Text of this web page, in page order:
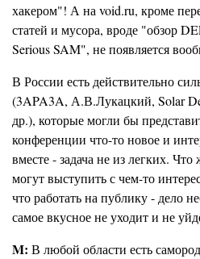
хакером"! А на void.ru, кроме
статей и мусора, вроде "обзор
Serious SAM", не появляется
В России есть действительно
(3APA3A, А.В.Лукацкий, Solar
др.), которые могли бы
конференции что-то новое и
вместе - задача не из легких.
могут выступить с чем-то
что работать на публику - дело
самое вкусное не уходит и не
M: В любой области есть